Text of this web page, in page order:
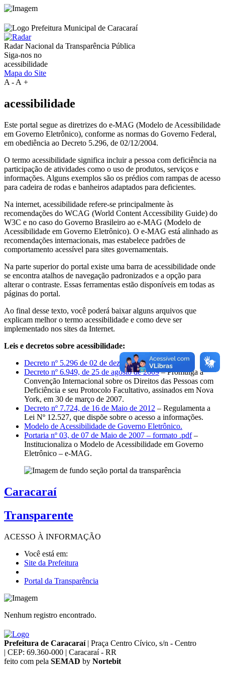
Radar Nacional da Transparência Pública
Siga-nos no
acessibilidade
Mapa do Site
A-A +
acessibilidade
Este portal segue as diretrizes do e-MAG (Modelo de Acessibilidade
em Governo Eletrônico), conforme as normas do Governo Federal,
em obediência ao Decreto 5.296, de 02/12/2004.
O termo acessibilidade significa incluir a pessoa com deficiência na
participação de atividades como o uso de produtos, serviços e
informações. Alguns exemplos são os prédios com rampas de acesso
para cadeira de rodas e banheiros adaptados para deficientes.
Na internet, acessibilidade refere-se principalmente às
recomendações do WCAG (World Content Accessibility Guide) do
W3C e no caso do Governo Brasileiro ao e-MAG (Modelo de
Acessibilidade em Governo Eletrônico). O e-MAG está alinhado as
recomendações internacionais, mas estabelece padrões de
comportamento acessível para sites governamentais.
Na parte superior do portal existe uma barra de acessibilidade onde
se encontra atalhos de navegação padronizados e a opção para
alterar o contraste. Essas ferramentas estão disponíveis em todas as
páginas do portal.
Ao final desse texto, você poderá baixar alguns arquivos que
explicam melhor o termo acessibilidade e como deve ser
implementado nos sites da Internet.
Leis e decretos sobre acessibilidade:
Decreto nº 5.296 de 02 de dezembro de 2004.
Decreto nº 6.949, de 25 de agosto de 2009– Promulga a
Convenção Internacional sobre os Direitos das Pessoas com
Deficiência e seu Protocolo Facultativo, assinados em Nova
York, em 30 de março de 2007.
Decreto nº 7.724, de 16 de Maio de 2012 – Regulamenta a
Lei Nº 12.527, que dispõe sobre o acesso a informações.
Modelo de Acessibilidade de Governo Eletrônico.
Portaria nº 03, de 07 de Maio de 2007 – formato .pdf–
Institucionaliza o Modelo de Acessibilidade em Governo
Eletrônico – e-MAG.
Caracaraí
Transparente
ACESSO À INFORMAÇÃO
Você está em:
Site da Prefeitura
Portal da Transparência
Nenhum registro encontrado.
Prefeitura de Caracaraí | Praça Centro Cívico, s/n - Centro
| CEP: 69.360-000 | Caracaraí - RR
feito com pela SEMAD by Nortebit